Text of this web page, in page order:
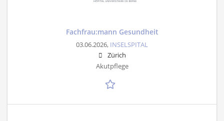
Fachfrau:mann Gesundheit
03.06.2026, INSELSPITAL
Zürich
Akutpflege